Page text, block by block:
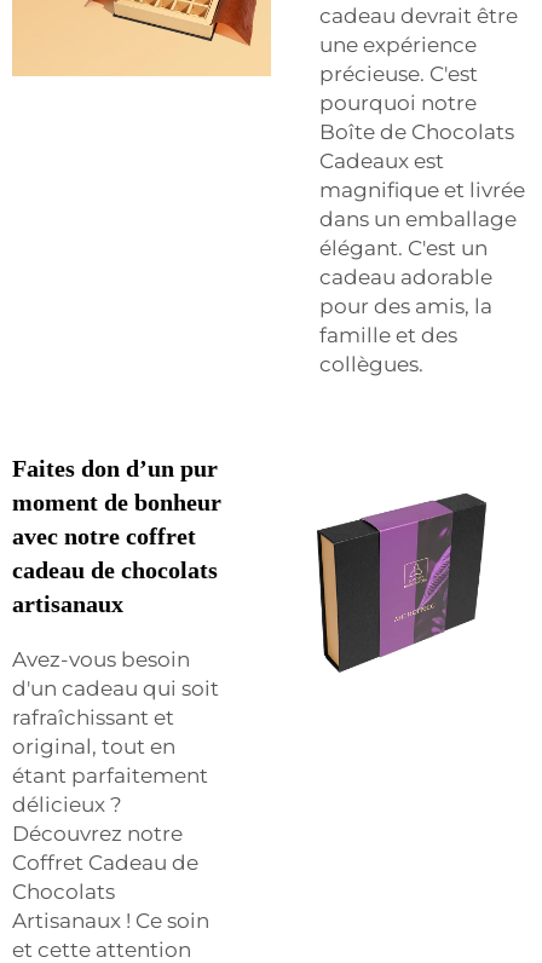
cadeau devrait être
une expérience
précieuse. C'est
pourquoi notre
Boîte de Chocolats
Cadeaux est
magnifique et livrée
dans un emballage
élégant. C'est un
cadeau adorable
pour des amis, la
famille et des
collègues.
Faites don d’un pur
moment de bonheur
avec notre coffret
cadeau de chocolats
artisanaux
Avez-vous besoin
d'un cadeau qui soit
rafraîchissant et
original, tout en
étant parfaitement
délicieux ?
Découvrez notre
Coffret Cadeau de
Chocolats
Artisanaux ! Ce soin
et cette attention